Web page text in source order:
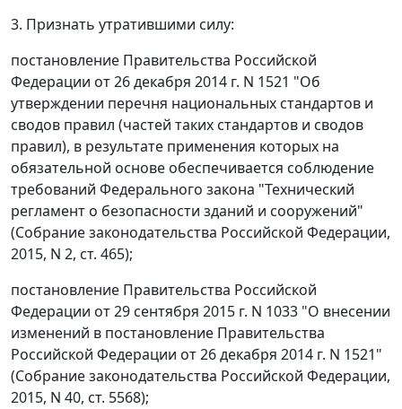
3. Признать утратившими силу:
постановление Правительства Российской
Федерации от 26 декабря 2014 г. N 1521 "Об
утверждении перечня национальных стандартов и
сводов правил (частей таких стандартов и сводов
правил), в результате применения которых на
обязательной основе обеспечивается соблюдение
требований Федерального закона "Технический
регламент о безопасности зданий и сооружений"
(Собрание законодательства Российской Федерации,
2015, N 2, ст. 465);
постановление Правительства Российской
Федерации от 29 сентября 2015 г. N 1033 "О внесении
изменений в постановление Правительства
Российской Федерации от 26 декабря 2014 г. N 1521"
(Собрание законодательства Российской Федерации,
2015, N 40, ст. 5568);